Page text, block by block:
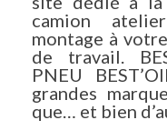
camion
montage à
de travail.
PNEU
grandes
que… et bien